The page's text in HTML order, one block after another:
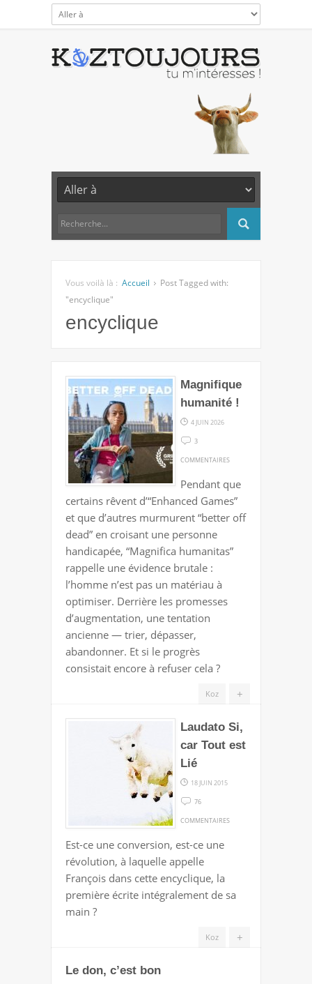
Vous voilà là : Accueil
Post Tagged with:
"encyclique"
encyclique
Magnifique
humanité !
4 JUIN 2026
3
COMMENTAIRES
HUMANITÉ
!
Pendant que
certains rêvent d’“Enhanced Games”
et que d’autres murmurent “better off
dead” en croisant une personne
handicapée, “Magnifica humanitas”
rappelle une évidence brutale :
l’homme n’est pas un matériau à
optimiser. Derrière les promesses
d’augmentation, une tentation
ancienne — trier, dépasser,
abandonner. Et si le progrès
consistait encore à refuser cela ?
+
Koz
Laudato Si,
car Tout est
Lié
18 JUIN 2015
76
COMMENTAIRES
EST
Est-ce une conversion, est-ce une
révolution, à laquelle appelle
François dans cette encyclique, la
première écrite intégralement de sa
main ?
+
Koz
Le don, c’est bon